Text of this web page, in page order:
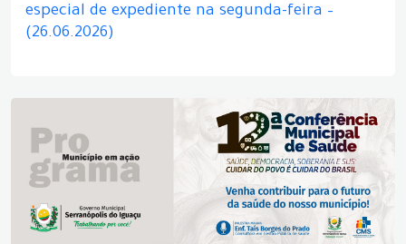
especial de expediente na segunda-feira –
(26.06.2026)